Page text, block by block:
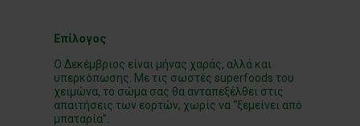
Επίλογος
Ο Δεκέμβριος είναι μήνας χαράς, αλλά και
υπερκόπωσης. Με τις σωστές superfoods του
χειμώνα, το σώμα σας θα ανταπεξέλθει στις
απαιτήσεις των εορτών, χωρίς να “ξεμείνει από
μπαταρία”.